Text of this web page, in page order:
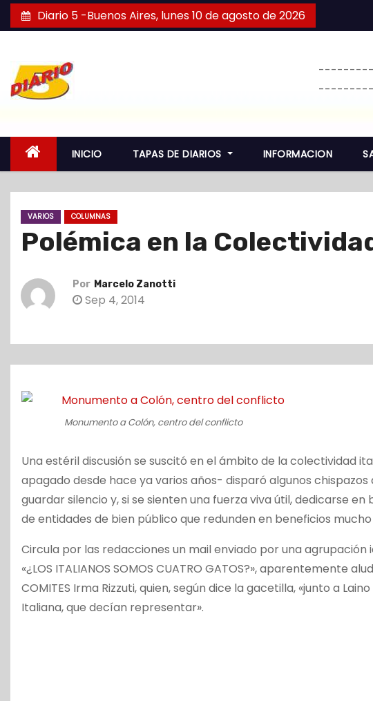
a
Diario 5 -Buenos Aires, lunes 10 de agosto de 2026
INICIO TAPAS DE DIARIOS INFORMACION
VARIOS COLUMNAS
Polémica en la
Por Marcelo Zanotti
Sep 4, 2014
Monumento a Colón, centro del conflicto
Una estéril discusión se suscitó en el ámbito de la colectividad
apagado desde hace ya varios años- disparó algunos
guardar silencio y, si se sienten una fuerza viva útil, dedicarse
de entidades de bien público que redunden en beneficios
Circula por las redacciones un mail enviado por una
«¿LOS ITALIANOS SOMOS CUATRO GATOS?», aparentemente
COMITES Irma Rizzuti, quien, según dice la gacetilla, «junto a
Italiana, que decían representar».